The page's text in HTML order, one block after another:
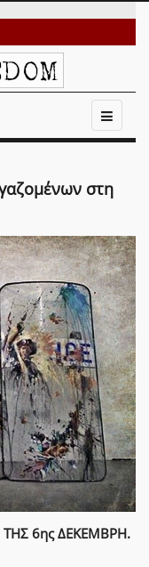
στη
6ης ΔΕΚΕΜΒΡΗ.